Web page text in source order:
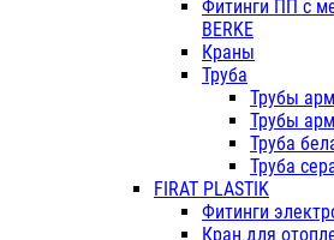
Фитинги ПП с
BERKE
Краны
Труба
Трубы
Трубы
Труба
Труба
FIRAT PLASTIK
Фитинги
Кран для